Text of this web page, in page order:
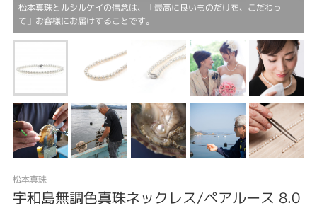
松本真珠とルシルケイの信念は、「最高に良いものだけを、こだわっ
て」お客様にお届けすることです。
松本真珠
宇和島無調色真珠ネックレス/ペアルース 8.0